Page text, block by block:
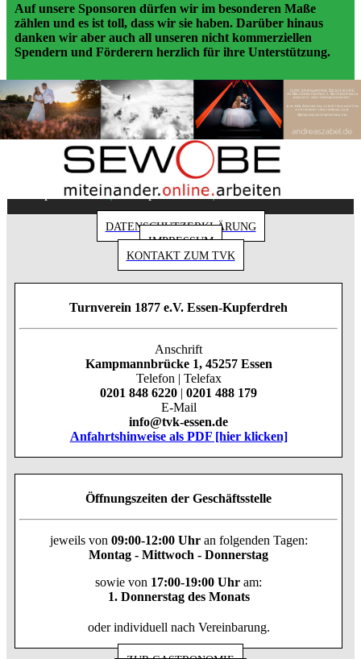
Auf unsere Sponsoren dürfen wir im besonderen Maße
zählen und es ist toll, dass wir sie haben. Darüber hinaus
danken wir aber auch all unseren nicht kommerziellen
Spendern und Förderern herzlich für ihre Unterstützung.
Copyright 2018 - Turnverein 1877 e.V. Essen-
Kupferdreh
| Impressum | Datenschutz
DATENSCHUTZERKLÄRUNG
IMPRESSUM
KONTAKT ZUM TVK
Turnverein 1877 e.V. Essen-Kupferdreh
Anschrift
Kampmannbrücke 1, 45257 Essen
Telefon | Telefax
0201 848 6220 | 0201 488 179
E-Mail
info@tvk-essen.de
Anfahrtshinweise als PDF [hier klicken]
Öffnungszeiten der Geschäftsstelle
jeweils von 09:00-12:00 Uhran folgenden Tagen:
Montag - Mittwoch - Donnerstag
sowie von 17:00-19:00 Uhr am:
1. Donnerstag des Monats
oder individuell nach Vereinbarung.